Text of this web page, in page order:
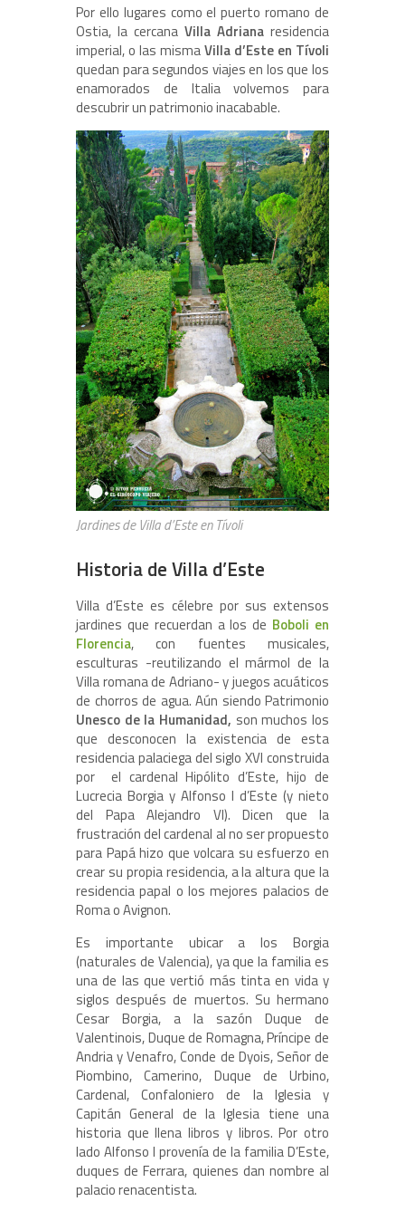
Por ello lugares como el puerto romano de
Ostia, la cercana Villa Adriana residencia
imperial, o las mismaVilla d’Este en Tívoli
quedan para segundos viajes en los que los
enamorados de Italia volvemos para
descubrir un patrimonio inacabable.
Jardines de Villa d’Este en Tívoli
Historia de Villa d’Este
Villa d’Este es célebre por sus extensos
jardines que recuerdan a los de Boboli en
Florencia, con fuentes musicales,
esculturas -reutilizando el mármol de la
Villa romana de Adriano- y juegos acuáticos
de chorros de agua. Aún siendo Patrimonio
Unesco de la Humanidad, son muchos los
que desconocen la existencia de esta
residencia palaciega del siglo XVI construida
por el cardenal Hipólito d’Este, hijo de
Lucrecia Borgia y Alfonso I d’Este (y nieto
del Papa Alejandro VI). Dicen que la
frustración del cardenal al no ser propuesto
para Papá hizo que volcara su esfuerzo en
crear su propia residencia, a la altura que la
residencia papal o los mejores palacios de
Roma o Avignon.
Es importante ubicar a los Borgia
(naturales de Valencia), ya que la familia es
una de las que vertió más tinta en vida y
siglos después de muertos. Su hermano
Cesar Borgia, a la sazón Duque de
Valentinois, Duque de Romagna, Príncipe de
Andria y Venafro, Conde de Dyois, Señor de
Piombino, Camerino, Duque de Urbino,
Cardenal, Confaloniero de la Iglesia y
Capitán General de la Iglesia tiene una
historia que llena libros y libros. Por otro
lado Alfonso I provenía de la familia D’Este,
duques de Ferrara, quienes dan nombre al
palacio renacentista.